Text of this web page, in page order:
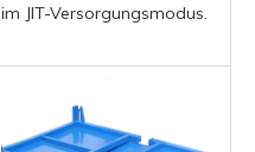
im JIT-Versorgungsmodus.